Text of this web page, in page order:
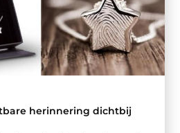
herinnering dichtbij